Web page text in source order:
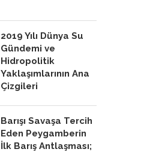
2019 Yılı Dünya Su
Gündemi ve
Hidropolitik
Yaklaşımlarının Ana
Çizgileri
Barışı Savaşa Tercih
Eden Peygamberin
İlk Barış Antlaşması;